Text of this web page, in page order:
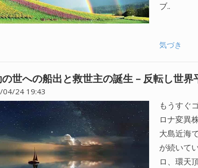
ブ..
気づき
世への船出と救世主の誕生 – 反転し世界
04/24 19:43
もうすぐ
ロナ変異
大島近海
が続いて
ロ、環天